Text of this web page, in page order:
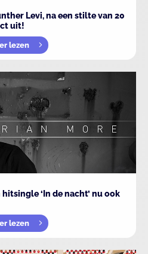
Levi, na een stilte van 20
uit!
lezen
‘In de nacht’ nu ook
lezen